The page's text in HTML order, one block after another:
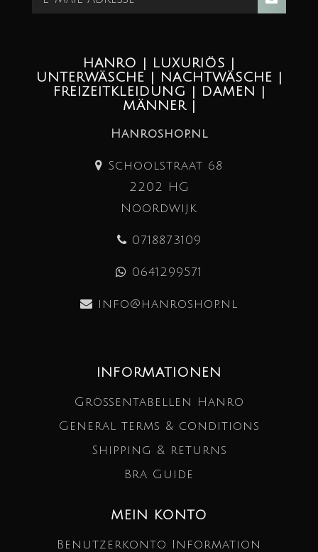
HANRO | LUXURIÖS |
UNTERWÄSCHE | NACHTWÄSCHE |
FREIZEITKLEIDUNG | DAMEN |
MÄNNER |
Hanroshop.nl
Schoolstraat 68
2202 HG
Noordwijk
0718873109
0641299571
info@hanroshop.nl
INFORMATIONEN
Größentabellen Hanro
General terms & conditions
Shipping & returns
Bra Guide
MEIN KONTO
Benutzerkonto Information